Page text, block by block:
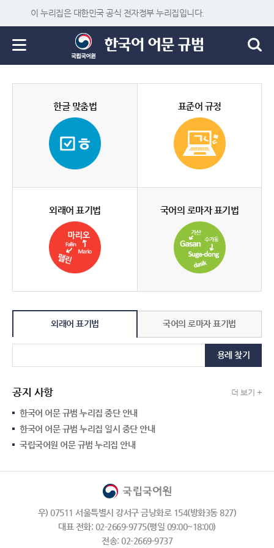
이 누리집은 대한민국 공식 전자정부 누리집입니다.
한글 맞춤법 표준어 규정
외래어 표기법 국어의 로마자 표기법
외래어 표기법 국어의 로마자 표기법
용례 찾기
공지 사항 더 보기 +
한국어 어문 규범 누리집 중단 안내
한국어 어문 규범 누리집 일시 중단 안내
국립국어원 어문 규범 누리집 안내
우) 07511 서울특별시 강서구 금낭화로 154(방화3동 827)
대표 전화: 02-2669-9775(평일 09:00~18:00)
전송: 02-2669-9737